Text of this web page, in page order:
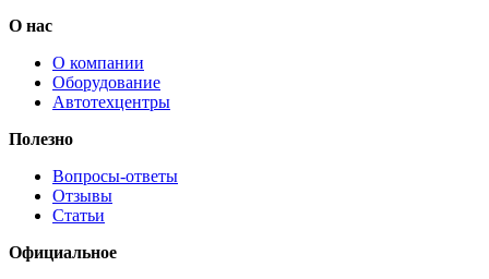
О нас
О компании
Оборудование
Автотехцентры
Полезно
Вопросы-ответы
Отзывы
Статьи
Официальное